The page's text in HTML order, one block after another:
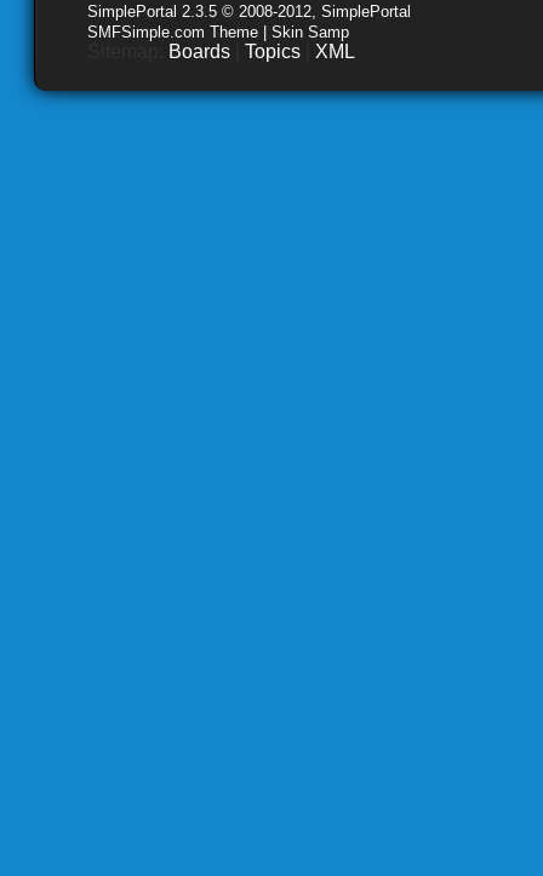
SimplePortal 2.3.5 © 2008-2012, SimplePortal
SMFSimple.com Theme | Skin Samp
Boards Topics XML